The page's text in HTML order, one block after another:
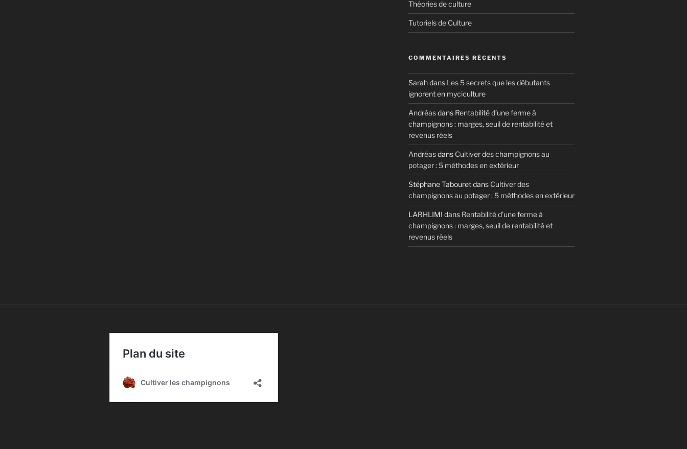
Théories de culture
Tutoriels de Culture
COMMENTAIRES RÉCENTS
Sarahdans Les 5 secrets que les débutants
ignorent en myciculture
Andréasdans Rentabilité d’une ferme à
champignons : marges, seuil de rentabilité et
revenus réels
Andréasdans Cultiver des champignons au
potager : 5 méthodes en extérieur
Stéphane Tabouretdans Cultiver des
champignons au potager : 5 méthodes en extérieur
LARHLIMI dans Rentabilité d’une ferme à
champignons : marges, seuil de rentabilité et
revenus réels